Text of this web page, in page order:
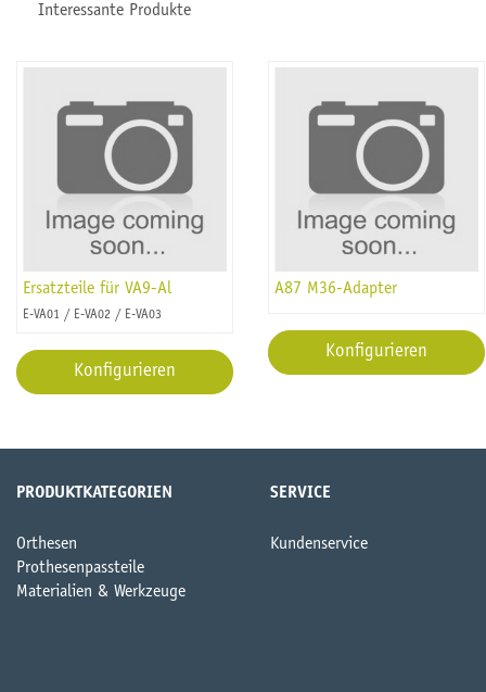
Interessante Produkte
Ersatzteile für VA9-Al
E-VA01 / E-VA02 / E-VA03
Konfigurieren
A87 M36-Adapter
Konfigurieren
PRODUKTKATEGORIEN
Orthesen
Prothesenpassteile
Materialien & Werkzeuge
SERVICE
Kundenservice